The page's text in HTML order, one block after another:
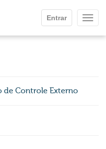
Entrar
de Controle Externo